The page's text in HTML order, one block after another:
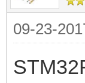
09-23-